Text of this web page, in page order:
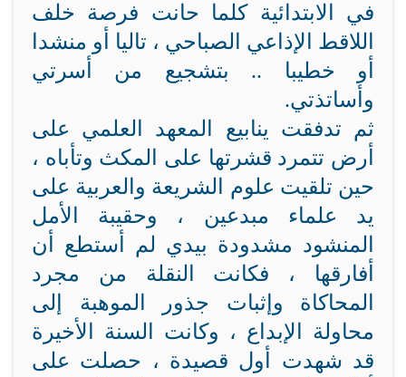
في الابتدائية كلما حانت فرصة خلف
اللاقط الإذاعي الصباحي ، تاليا أو منشدا
أو خطيبا .. بتشجيع من أسرتي
وأساتذتي.
ثم تدفقت ينابيع المعهد العلمي على
أرض تتمرد قشرتها على المكث وتأباه ،
حين تلقيت علوم الشريعة والعربية على
يد علماء مبدعين ، وحقيبة الأمل
المنشود مشدودة بيدي لم أستطع أن
أفارقها ، فكانت النقلة من مجرد
المحاكاة وإثبات جذور الموهبة إلى
محاولة الإبداع ، وكانت السنة الأخيرة
قد شهدت أول قصيدة ، حصلت على